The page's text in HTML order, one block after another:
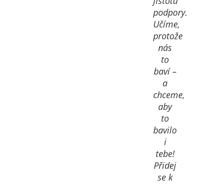
podpory.
Učíme,
protože
nás
to
baví –
a
chceme,
aby
to
bavilo
i
tebe!
Přidej
se k